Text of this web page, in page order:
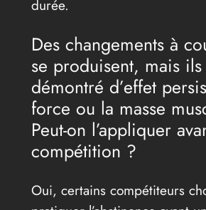
durée.
Des changements à
se produisent, mais ils
démontré d’effet
force ou la masse
Peut-on l’appliquer
compétition ?
Oui, certains compétiteurs